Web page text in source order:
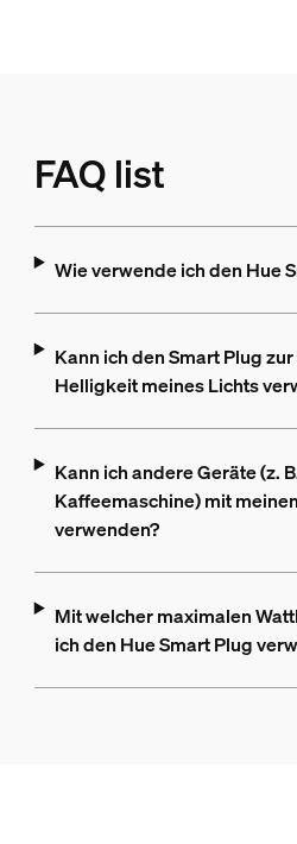
FAQ list
Wie verwende ich den Hue
Kann ich den Smart Plug
Helligkeit meines Lichts
Kann ich andere Geräte (z.
Kaffeemaschine) mit
verwenden?
Mit welcher maximalen
ich den Hue Smart Plug